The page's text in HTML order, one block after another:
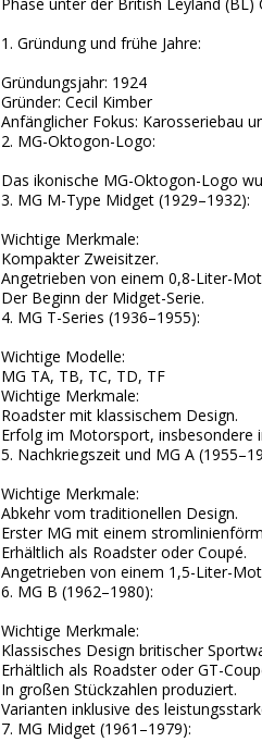
1. Gründung und frühe Jahre:
Gründungsjahr: 1924
Gründer: Cecil Kimber
Anfänglicher Fokus: Karosseriebau
2. MG-Oktogon-Logo:
Das ikonische MG-Oktogon-Logo
3. MG M-Type Midget (1929–1932):
Wichtige Merkmale:
Kompakter Zweisitzer.
Angetrieben von einem 0,8-Liter-
Der Beginn der Midget-Serie.
4. MG T-Series (1936–1955):
Wichtige Modelle:
MG TA, TB, TC, TD, TF
Wichtige Merkmale:
Roadster mit klassischem Design.
Erfolg im Motorsport, insbesondere
5. Nachkriegszeit und MG A
Wichtige Merkmale:
Abkehr vom traditionellen Design.
Erster MG mit einem
Erhältlich als Roadster oder Coupé.
Angetrieben von einem 1,5-Liter-
6. MG B (1962–1980):
Wichtige Merkmale:
Klassisches Design britischer
Erhältlich als Roadster oder GT-
In großen Stückzahlen produziert.
Varianten inklusive des
7. MG Midget (1961–1979):